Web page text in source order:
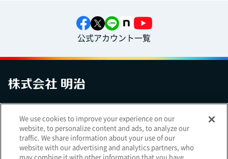
公式アカウント一覧
アクセシビリティへの対応方針ご利用規約明治グループのDX
Cookie Settings
We use cookies to improve your experience on our
website, to personalize content and ads, to analyze our
traffic. We share information about your use of our
website with our advertising and analytics partners, who
may combine it with other information that you have